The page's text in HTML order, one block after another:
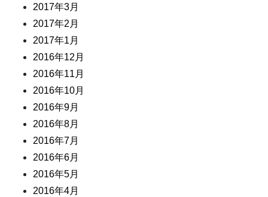
2017年3月
2017年2月
2017年1月
2016年12月
2016年11月
2016年10月
2016年9月
2016年8月
2016年7月
2016年6月
2016年5月
2016年4月